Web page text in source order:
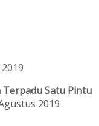
Terpadu Satu Pintu
2019